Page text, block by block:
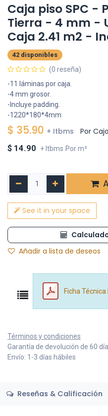
Caja piso SPC -
Tierra - 4 mm -
Caja 2.41 m2 -
42 disponibles
(0 reseña)
-11 láminas por caja.
-4 mm grosor.
-Incluye padding.
-1220*180*4mm
$ 35.90 + Itbms
Por Caja
$ 14.90 + Itbms Por m²
See it in your space
Añadir a lista de deseos
Ficha
Términos y condiciones
Garantía de devolución de 60
Envío: 1-3 días hábiles
Reseñas & Calificación